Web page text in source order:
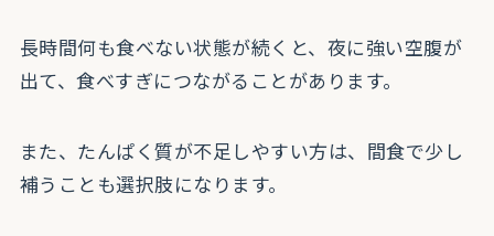
長時間何も食べない状態が続くと、夜に強い空腹が
出て、食べすぎにつながることがあります。
また、たんぱく質が不足しやすい方は、間食で少し
補うことも選択肢になります。